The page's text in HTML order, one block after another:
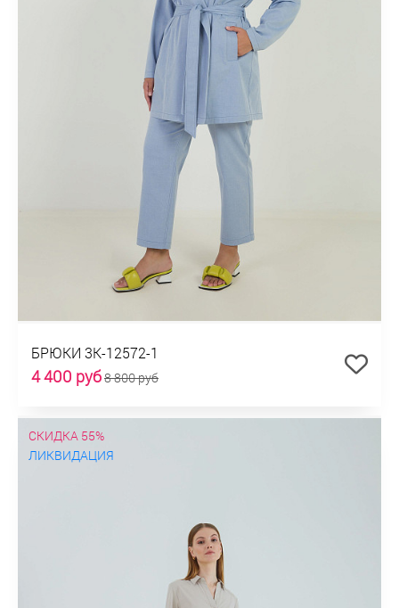
БРЮКИ 3К-12572-1
4 400 руб8 800 руб
СКИДКА 55%
ЛИКВИДАЦИЯ